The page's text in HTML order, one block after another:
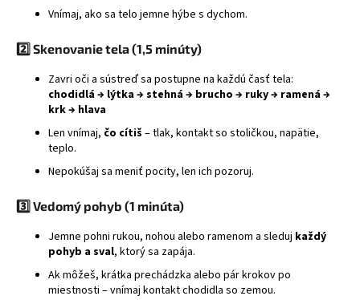
Vnímaj, ako sa telo jemne hýbe s dychom.
2️⃣ Skenovanie tela (1,5 minúty)
Zavri oči a sústreď sa postupne na každú časť tela:
chodidlá → lýtka → stehná → brucho → ruky → ramená →
krk → hlava
Len vnímaj, čo cítiš – tlak, kontakt so stoličkou, napätie,
teplo.
Nepokúšaj sa meniť pocity, len ich pozoruj.
3️⃣ Vedomý pohyb (1 minúta)
Jemne pohni rukou, nohou alebo ramenom a sleduj každý
pohyb a sval, ktorý sa zapája.
Ak môžeš, krátka prechádzka alebo pár krokov po
miestnosti – vnímaj kontakt chodidla so zemou.